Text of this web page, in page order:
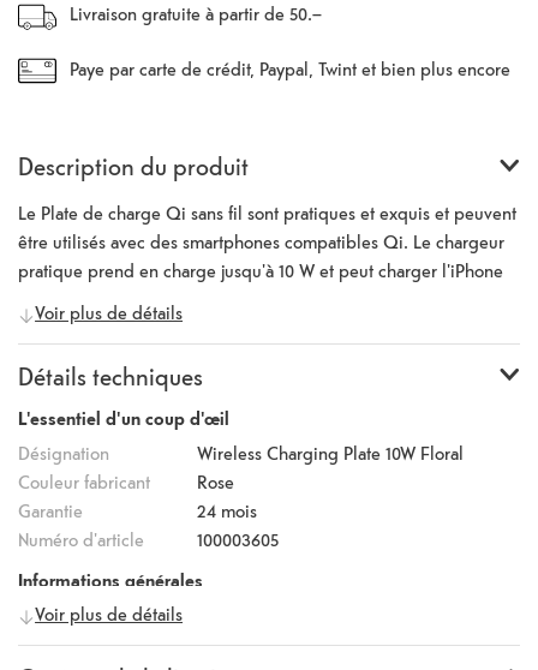
Livraison gratuite à partir de 50.–
Paye par carte de crédit, Paypal, Twint et bien plus encore
Description du produit
Le Plate de charge Qi sans fil sont pratiques et exquis et peuvent
être utilisés avec des smartphones compatibles Qi. Le chargeur
pratique prend en charge jusqu'à 10 W et peut charger l'iPhone
XR/ Xs Max/ Xs Max/ Xs/ Xs/ Xs/ 8/ 8 Plus et Samsung S8/
S8+/ S9/ S9+, ainsi que d'autres appareils compatibles Qi-. Le
populaires.
Voir plus de détails
Détails techniques
L'essentiel d'un coup d'œil
Désignation
Wireless Charging Plate 10W Floral
Couleur fabricant
Rose
Garantie
24 mois
Numéro d'article
100003605
Informations générales
Fabricant
Numéro fabricant
IDFQI-58
Voir plus de détails